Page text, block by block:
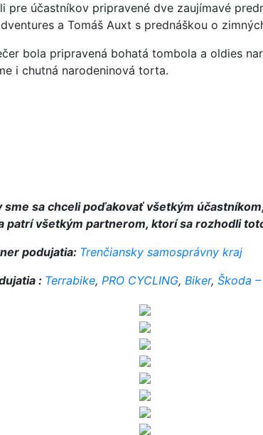
pre účastníkov pripravené dve zaujímavé
a Tomáš Auxt s prednáškou o
bola pripravená bohatá tombola a oldies
i chutná narodeninová torta.
sme sa chceli poďakovať všetkým
patrí všetkým partnerom, ktorí sa rozhodli
podujatia: Trenčiansky samosprávny kraj
: Terrabike, PRO CYCLING, Biker, Škoda